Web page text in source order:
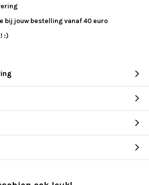
bij jouw bestelling vanaf 40 euro
:)